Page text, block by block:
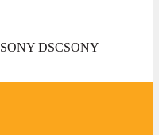
SONY DSCSONY